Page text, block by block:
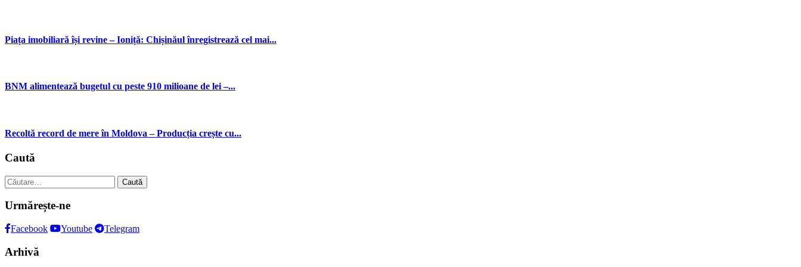
Piața imobiliară își revine – Ioniță: Chișinăul înregistrează cel mai...
BNM alimentează bugetul cu peste 910 milioane de lei –...
Recoltă record de mere în Moldova – Producția crește cu...
Caută
Caută
după:
Urmărește-ne
Facebook Youtube Telegram
Arhivă